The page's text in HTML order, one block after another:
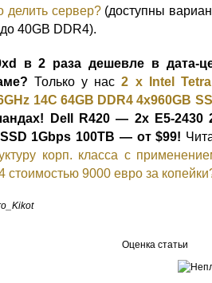
делить сервер?(доступны
40GB DDR4).
в 2 раза дешевле в дата-
Только у нас2 х Intel
14C 64GB DDR4 4x960GB
Dell R420 — 2x E5-2430
1Gbps 100TB — от $99!
корп. класса c
стоимостью 9000 евро за
Оценка статьи